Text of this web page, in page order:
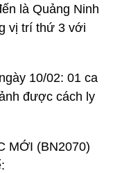
là Quảng Ninh
vị trí thứ 3 với
10/02: 01 ca
được cách ly
MỚI (BN2070)